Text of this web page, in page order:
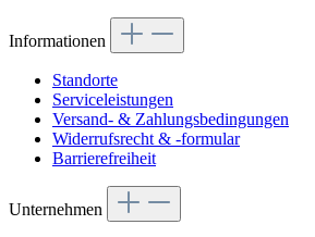
Informationen
Standorte
Serviceleistungen
Versand- & Zahlungsbedingungen
Widerrufsrecht & -formular
Barrierefreiheit
Unternehmen